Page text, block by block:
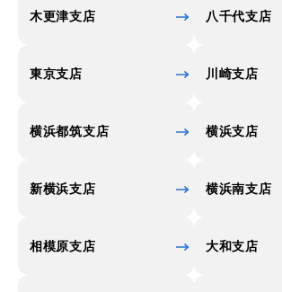
木更津支店 八千代支店
東京支店 川崎支店
横浜都筑支店 横浜支店
新横浜支店 横浜南支店
相模原支店 大和支店